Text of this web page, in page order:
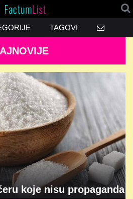
TAGOVI
koje nisu propaganda